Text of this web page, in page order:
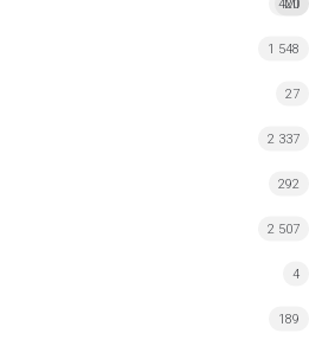
MI
420
1 548
27
2 337
292
2 507
4
189